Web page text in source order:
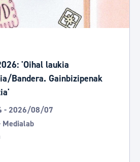
'Oihal laukia
Bandera. Gainbizipenak
- 2026/08/07
Medialab